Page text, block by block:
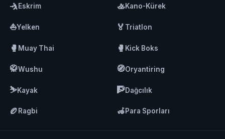
🤺Eskrim 🚣Kano-Kürek
⛵Yelken 🏅 Triatlon
🥊 Muay Thai 🥊 Kick Boks
🥋Wushu 🧭Oryantiring
⛷️Kayak 🧗Dağcılık
🏉 Ragbi 🦽Para Sporları